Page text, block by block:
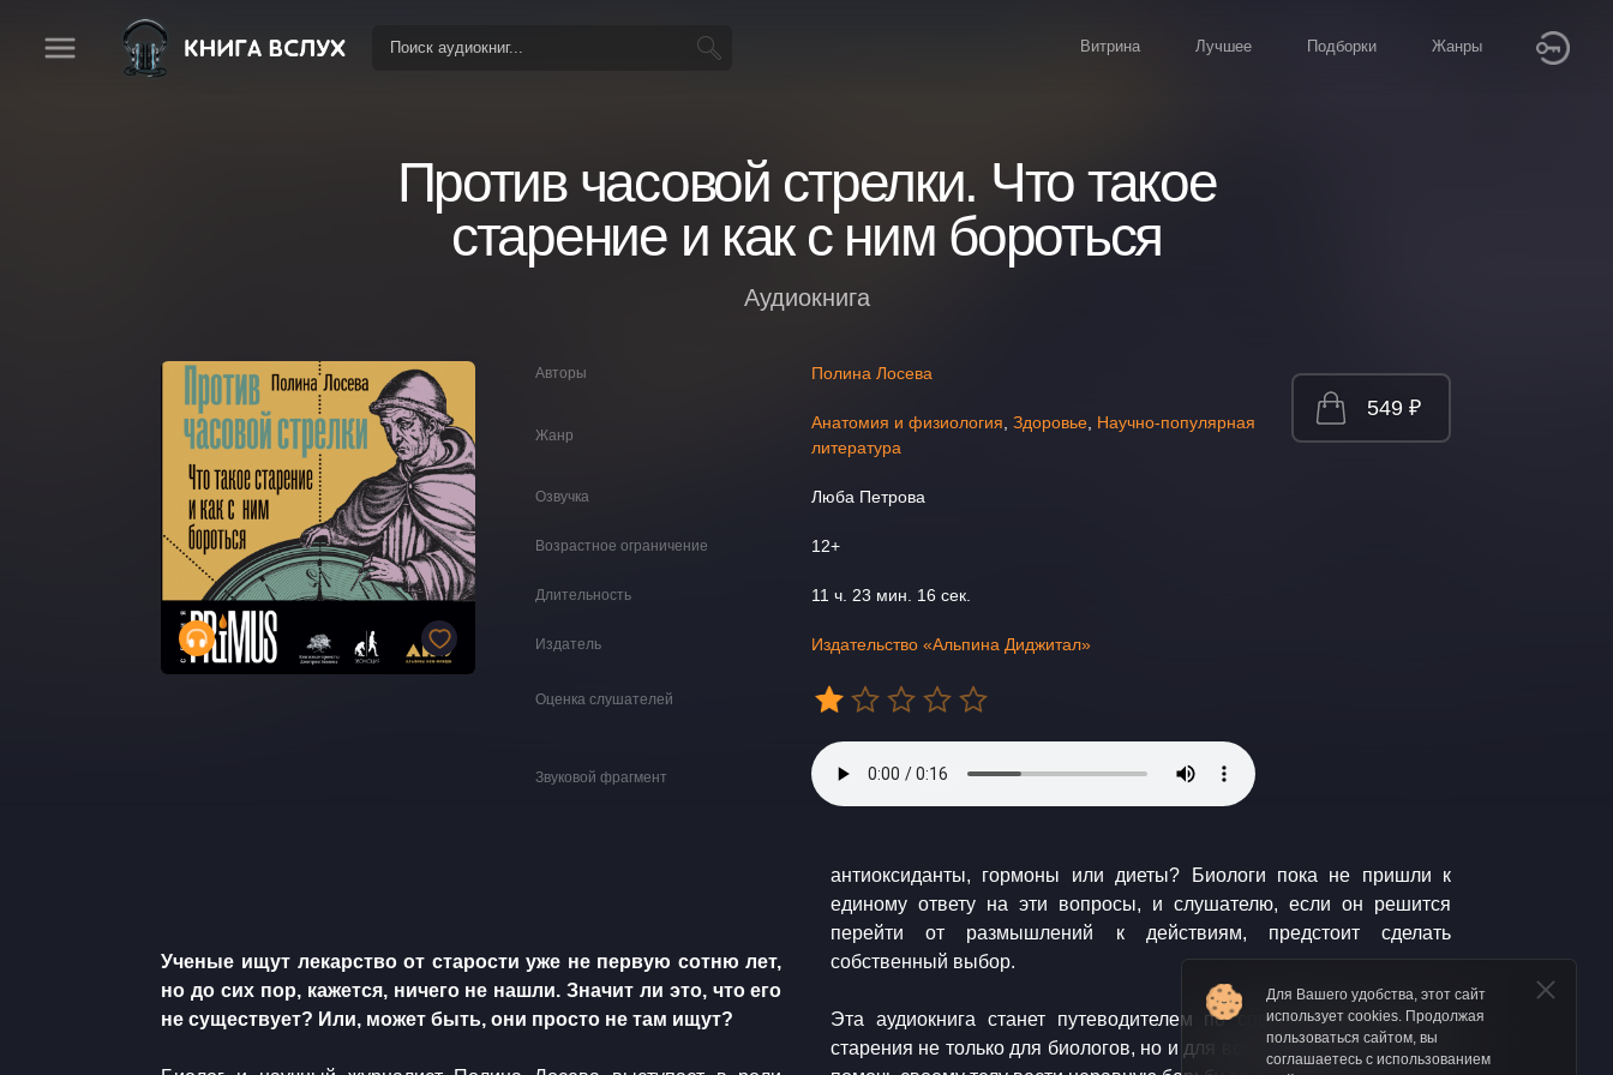
Витрина Лучшее Подборки Жанры
Против часовой стрелки. Что такое
старение и как с ним бороться
Аудиокнига
Авторы Полина Лосева
Жанр
Анатомия и физиология ,Здоровье Научно-популярная
литература
Озвучка Люба Петрова
Возрастное ограничение 12+
Длительность 11 ч. 23 мин. 16 сек.
Издатель Издательство «Альпина Диджитал»
Оценка слушателей
Звуковой фрагмент
549 ₽
​​Ученые ищут лекарство от старости уже не первую сотню лет,
но до сих пор, кажется, ничего не нашли. Значит ли это, что его
не существует? Или, может быть, они просто не там ищут?
антиоксиданты, гормоны или диеты? Биологи пока не пришли к
единому ответу на эти вопросы, и слушателю, если он решится
перейти от размышлений к действиям, предстоит сделать
собственный выбор.
​Эта аудиокнига станет путеводителем по современным теориям
старения не только для биологов, но и для всех, кому интересно, как
Для Вашего удобства, этот сайт
использует cookies. Продолжая
пользоваться сайтом, вы
соглашаетесь с использованием